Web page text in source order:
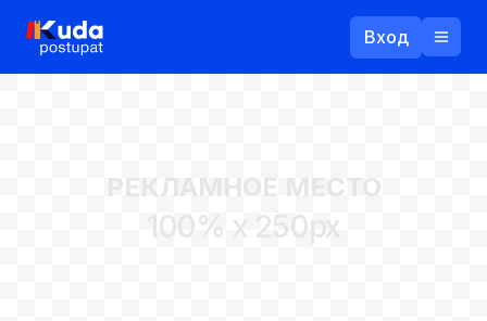
Вход
РЕКЛАМНОЕ МЕСТО
100% x 250px